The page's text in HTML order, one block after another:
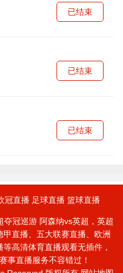
已结束
已结束
已结束
冠直播 足球直播 篮球直播
冠巡游 阿森纳vs英超，英超
直播、五大联赛直播、欧洲
高清体育直播观看无插件，
事直播服务不容错过！